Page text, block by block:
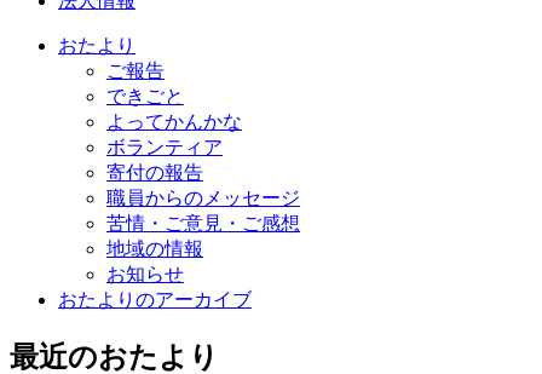
おたより
ご報告
できごと
よってかんかな
ボランティア
寄付の報告
職員からのメッセージ
苦情・ご意見・ご感想
地域の情報
お知らせ
おたよりのアーカイブ
最近のおたより